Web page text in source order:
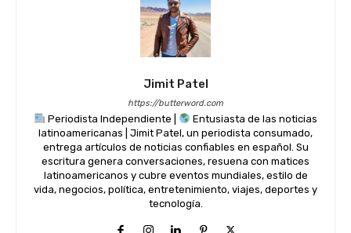
Jimit Patel
https://butterword.com
Periodista Independiente |
Entusiasta de las noticias
latinoamericanas | Jimit Patel, un periodista consumado,
entrega artículos de noticias confiables en español. Su
escritura genera conversaciones, resuena con matices
latinoamericanos y cubre eventos mundiales, estilo de
vida, negocios, política, entretenimiento, viajes, deportes y
tecnología.